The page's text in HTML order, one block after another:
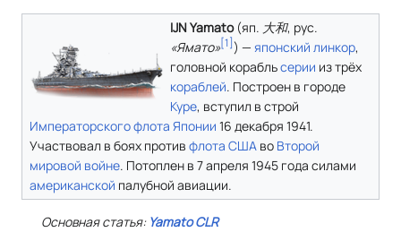
IJN Yamato(яп. 大和, рус.
«Ямато»[1] ) — японский линкор,
головной корабльсерии из трёх
кораблей. Построен в городе
Куре, вступил в строй
Императорского флота Японии 16 декабря 1941.
Участвовал в боях против флота США во Второй
мировой войне. Потоплен в 7 апреля 1945 года силами
американской палубной авиации.
Основная статья: Yamato CLR